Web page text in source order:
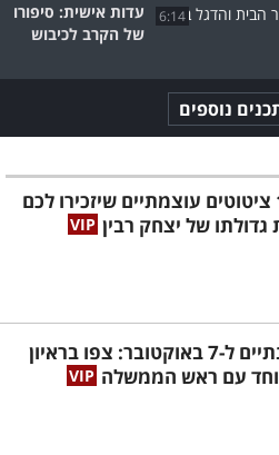
6:14
עדות אישית: סיפורו
של הקרב לכיבוש
נוספים
14 ציטוטים עוצמתיים שיזכירו לכם
גדולתו של יצחק רבין
שנתיים ל-7 באוקטובר: צפו בראיון
עם ראש הממשלה